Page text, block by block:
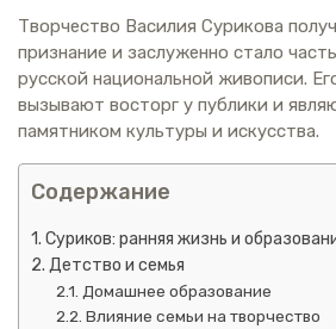
Творчество Василия Сурикова
признание и заслуженно стало
русской национальной живописи.
вызывают восторг у публики и
памятником культуры и искусства.
Содержание
Суриков: ранняя жизнь и
Детство и семья
Домашнее образование
Влияние семьи на творчество